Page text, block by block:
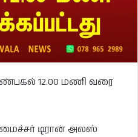
12.00 மணி வரை
டிரான் அலஸ்